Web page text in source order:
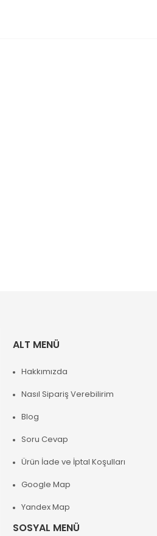
ALT MENÜ
Hakkımızda
Nasıl Sipariş Verebilirim
Blog
Soru Cevap
Ürün İade ve İptal Koşulları
Google Map
Yandex Map
SOSYAL MENÜ